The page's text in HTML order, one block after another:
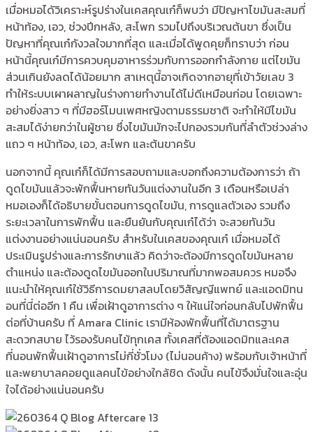
เมื่อหมอได้วิเคราะห์รูปร่างในเคสคุณเก๋ก็พบว่า มีปัญหาไขมันสะสมที่
หน้าท้อง, เอว, ช่วงปีกหลัง, สะโพก รวมไปถึงบริเวณต้นขา ซึ่งเป็น
ปัญหาที่คุณเก๋กังวลใจมากที่สุด และเมื่อได้พูดคุยก็ทราบว่า ก่อน
หน้านี้คุณเก๋มีการควบคุมอาหารร่วมกับการออกกำลังกาย แต่ไขมัน
ส่วนเกินยังลดได้น้อยมาก สาเหตุนี้อาจเกิดจากอายุที่เข้าวัยเลข 3
ทำให้ระบบเผาผลาญในร่างกายทำงานได้ไม่ดีเหมือนก่อน โดยเฉพาะ
อย่างยิ่งสาว ๆ ที่มีฮอร์โมนเพศหญิงตามธรรมชาติ จะทำให้มีไขมัน
สะสมได้ง่ายกว่าในผู้ชาย ซึ่งไขมันมักจะไปกองรวมกันที่ลำตัวช่วงล่าง
แถว ๆ หน้าท้อง, เอว, สะโพก และต้นขาครับ
นอกจากนี้ คุณเก๋ก็ได้มีการสอบถามและบอกถึงความต้องการว่า ถ้า
ดูดไขมันแล้วจะพักฟื้นหายทันวันแต่งงานในอีก 3 เดือนหรือเปล่า
หมอเองก็ได้อธิบายขั้นตอนการดูดไขมัน, การดูแลตัวเอง รวมถึง
ระยะเวลาในการพักฟื้น และยืนยันกับคุณเก๋ได้ว่า จะสวยทันวัน
แต่งงานอย่างแน่นอนครับ สำหรับในเคสของคุณเก๋ เมื่อหมอได้
ประเมินรูปร่างและการรักษาแล้ว คิดว่าจะต้องมีการดูดไขมันหลาย
ตำแหน่ง และต้องดูดไขมันออกในปริมาณที่มากพอสมควร หมอจึง
แนะนำให้คุณเก๋ใช้วิธีการดมยาสลบโดยวิสัญญีแพทย์ และแอดมิทน
อนที่นี่ต่ออีก 1 คืน เพื่อเฝ้าดูอาการต่าง ๆ ให้แน่ใจก่อนกลับไปพักฟื้น
ต่อที่บ้านครับ ที่ Amara Clinic เรามีห้องพักฟื้นที่ได้มาตรฐาน
สะดวกสบาย ไว้รองรับคนไข้ทุกเคส ทั้งเคสที่ต้องแอดมิทและเคส
ที่นอนพักฟื้นเฝ้าดูอาการไม่กี่ชั่วโมง (ไม่นอนค้าง) พร้อมกับเจ้าหน้าที่
และพยาบาลคอยดูแลคนไข้อย่างใกล้ชิด ดังนั้น คนไข้จึงมั่นใจและอุ่น
ใจได้อย่างแน่นอนครับ